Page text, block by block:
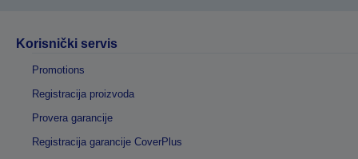
Korisnički servis
Promotions
Registracija proizvoda
Provera garancije
Registracija garancije CoverPlus